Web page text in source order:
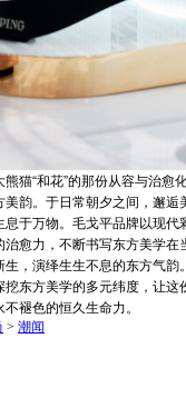
猫“和花”的那份从容与治愈
韵。于日常朝夕之间，邂逅
于万物。毛戈平品牌以现代
愈力，不断书写东方美学在
，演绎生生不息的东方气韵
东方美学的多元纬度，让这
褪色的恒久生命力。
> 潮闻